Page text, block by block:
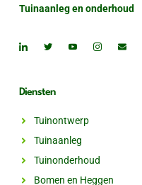
Tuinaanleg en onderhoud
Diensten
Tuinontwerp
Tuinaanleg
Tuinonderhoud
Bomen en Heggen